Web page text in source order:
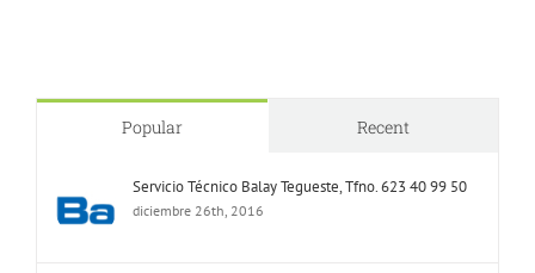
Popular Recent
Servicio Técnico Balay Tegueste, Tfno. 623 40 99 50
diciembre 26th, 2016